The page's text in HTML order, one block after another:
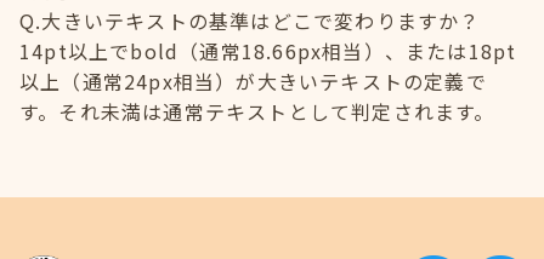
Q.大きいテキストの基準はどこで変わりますか？
14pt以上でbold（通常18.66px相当）、または18pt
以上（通常24px相当）が大きいテキストの定義で
す。それ未満は通常テキストとして判定されます。